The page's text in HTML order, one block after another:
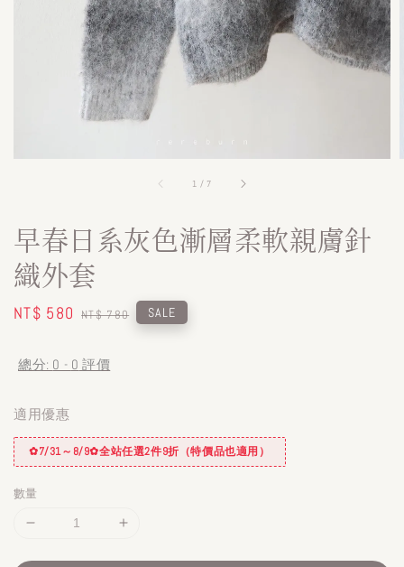
1 / 7
早春日系灰色漸層柔軟親膚針
織外套
Sale
NT$ 580 Regular
NT$ 780 SALE
總分: 0 - 0 評價
適用優惠
✿7/31～8/9✿全站任選2件9折（特價品也適用）
數量